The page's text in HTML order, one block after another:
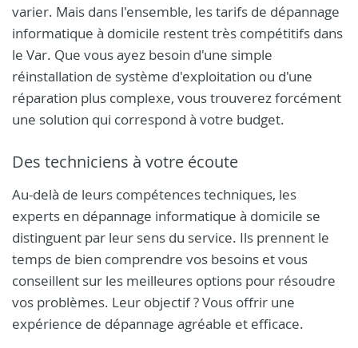
varier. Mais dans l'ensemble, les tarifs de dépannage
informatique à domicile restent très compétitifs dans
le Var. Que vous ayez besoin d'une simple
réinstallation de système d'exploitation ou d'une
réparation plus complexe, vous trouverez forcément
une solution qui correspond à votre budget.
Des techniciens à votre écoute
Au-delà de leurs compétences techniques, les
experts en dépannage informatique à domicile se
distinguent par leur sens du service. Ils prennent le
temps de bien comprendre vos besoins et vous
conseillent sur les meilleures options pour résoudre
vos problèmes. Leur objectif ? Vous offrir une
expérience de dépannage agréable et efficace.